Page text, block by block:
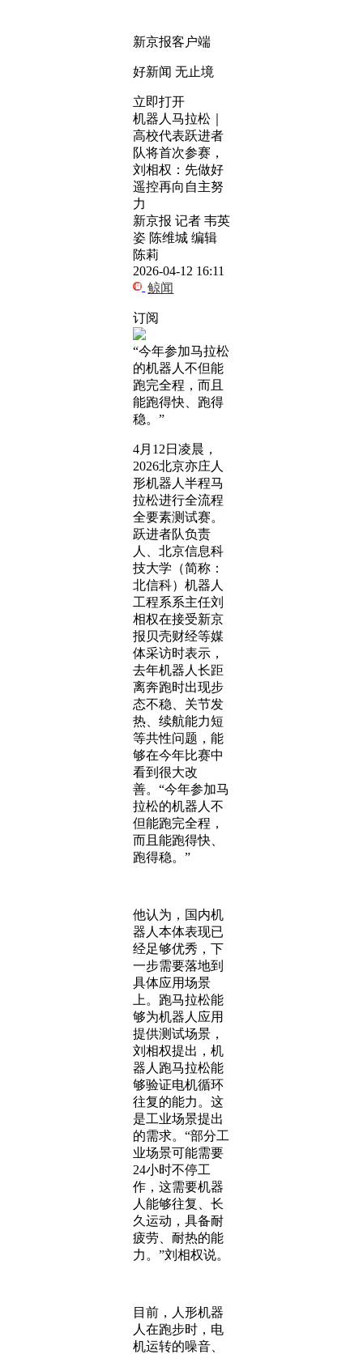
新京报客户端
好新闻 无止境
立即打开
机器人马拉松｜
高校代表跃进者
队将首次参赛，
刘相权：先做好
遥控再向自主努
力
新京报 记者 韦英
姿 陈维城 编辑
陈莉
2026-04-12 16:11
鲸闻
订阅
“今年参加马拉松
的机器人不但能
跑完全程，而且
能跑得快、跑得
稳。”
4月12日凌晨，
2026北京亦庄人
形机器人半程马
拉松进行全流程
全要素测试赛。
跃进者队负责
人、北京信息科
技大学（简称：
北信科）机器人
工程系系主任刘
相权在接受新京
报贝壳财经等媒
体采访时表示，
去年机器人长距
离奔跑时出现步
态不稳、关节发
热、续航能力短
等共性问题，能
够在今年比赛中
看到很大改
善。“今年参加马
拉松的机器人不
但能跑完全程，
而且能跑得快、
跑得稳。”
他认为，国内机
器人本体表现已
经足够优秀，下
一步需要落地到
具体应用场景
上。跑马拉松能
够为机器人应用
提供测试场景，
刘相权提出，机
器人跑马拉松能
够验证电机循环
往复的能力。这
是工业场景提出
的需求。“部分工
业场景可能需要
24小时不停工
作，这需要机器
人能够往复、长
久运动，具备耐
疲劳、耐热的能
力。”刘相权说。
目前，人形机器
人在跑步时，电
机运转的噪音、